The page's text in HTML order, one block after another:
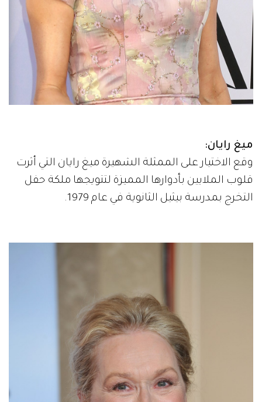
ميغ رايان:
وقع الاختيار على الممثلة الشهيرة ميغ رايان التي أثرت
قلوب الملايين بأدوارها المميزة لتتويجها ملكة حفل
التخرج بمدرسة بيثيل الثانوية في عام 1979.